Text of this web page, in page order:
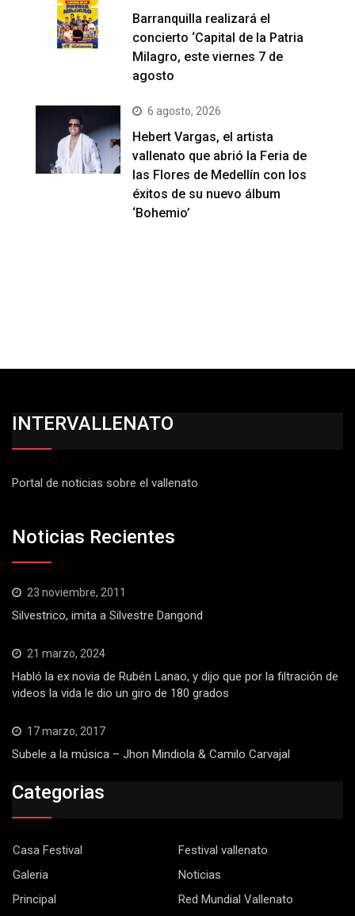
Barranquilla realizará el
concierto ‘Capital de la Patria
Milagro, este viernes 7 de
agosto
6 agosto, 2026
Hebert Vargas, el artista
vallenato que abrió la Feria de
las Flores de Medellín con los
éxitos de su nuevo álbum
‘Bohemio’
INTERVALLENATO
Portal de noticias sobre el vallenato
Noticias Recientes
23 noviembre, 2011
Silvestrico, imita a Silvestre Dangond
21 marzo, 2024
Habló la ex novia de Rubén Lanao, y dijo que por la filtración de
videos la vida le dio un giro de 180 grados
17 marzo, 2017
Subele a la música – Jhon Mindiola & Camilo Carvajal
Categorias
Casa Festival
Festival vallenato
Galeria
Noticias
Principal
Red Mundial Vallenato